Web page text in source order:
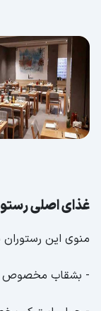
غذای اصلی
منوی این
- بشقاب مخصوص 120 هزار تومان